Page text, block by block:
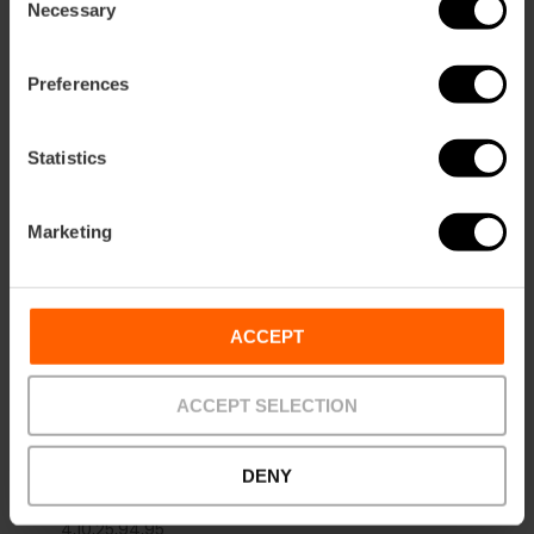
Selection
Necessary
Preferences
Statistics
Marketing
ACCEPT
ACCEPT SELECTION
DENY
Audit:0
Cocktail:100
Come arrivare
Metro
Bus